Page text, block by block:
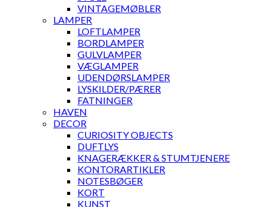
VINTAGEMØBLER
LAMPER
LOFTLAMPER
BORDLAMPER
GULVLAMPER
VÆGLAMPER
UDENDØRSLAMPER
LYSKILDER/PÆRER
FATNINGER
HAVEN
DECOR
CURIOSITY OBJECTS
DUFTLYS
KNAGERÆKKER & STUMTJENERE
KONTORARTIKLER
NOTESBØGER
KORT
KUNST